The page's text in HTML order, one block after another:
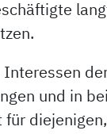
Interessen
und in